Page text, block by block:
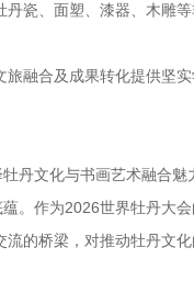
瓷、面塑、漆器、木雕
融合及成果转化提供坚
丹文化与书画艺术融合魅
。作为2026世界牡丹大
的桥梁，对推动牡丹文